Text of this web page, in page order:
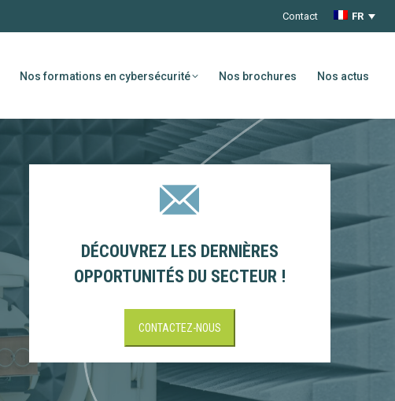
Contact FR
Nos formations en cybersécurité Nos brochures Nos actus
DÉCOUVREZ LES DERNIÈRES
OPPORTUNITÉS DU SECTEUR !
CONTACTEZ-NOUS